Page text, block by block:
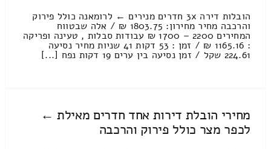
הובלות דירה 3x חדרים מנירים ← לרומאנה כולל פירוק
והרכבה מחיר מחירון: 1803.75 ₪ / אלה שבטווח
המחירים 2200 – 1700 ₪ עבודות סבלות , טעינה ופריקה
: 1165.16 ₪ / זמן : 53 דקות 41 שניות מחיר נסיעה
224.61 שקל / זמן נסיעה בין ערים 19 דקות נפח [...]
מחירי הובלת דירות אחד חדרים מאילת ←
לכפר מצר כולל פירוק והרכבה